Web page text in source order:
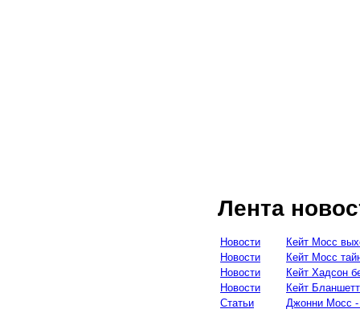
Лента
Новости
Кейт Мосс
Новости
Кейт Мосс
Новости
Кейт Хадсон
Новости
Кейт
Статьи
Джонни Мосс -